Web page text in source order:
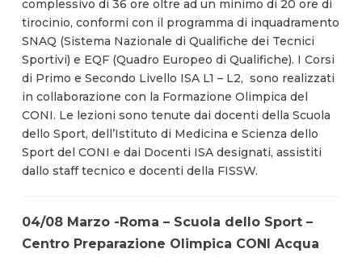
complessivo di 36 ore oltre ad un minimo di 20 ore di
tirocinio, conformi con il programma di inquadramento
SNAQ (Sistema Nazionale di Qualifiche dei Tecnici
Sportivi) e EQF (Quadro Europeo di Qualifiche). I Corsi
di Primo e Secondo Livello ISA L1 – L2, sono realizzati
in collaborazione con la Formazione Olimpica del
CONI. Le lezioni sono tenute dai docenti della Scuola
dello Sport, dell’Istituto di Medicina e Scienza dello
Sport del CONI e dai Docenti ISA designati, assistiti
dallo staff tecnico e docenti della FISSW.
04/08 Marzo -Roma – Scuola dello Sport –
Centro Preparazione Olimpica CONI Acqua